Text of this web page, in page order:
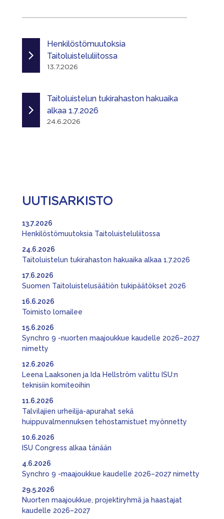
Henkilöstömuutoksia
Taitoluisteluliitossa
13.7.2026
Taitoluistelun tukirahaston hakuaika
alkaa 1.7.2026
24.6.2026
UUTISARKISTO
Henkilöstömuutoksia Taitoluisteluliitossa
13.7.2026
Taitoluistelun tukirahaston hakuaika alkaa 1.7.2026
24.6.2026
Suomen Taitoluistelusäätiön tukipäätökset 2026
17.6.2026
Toimisto lomailee
16.6.2026
Synchro 9 -nuorten maajoukkue kaudelle 2026–2027
nimetty
15.6.2026
Leena Laaksonen ja Ida Hellström valittu ISU:n
teknisiin komiteoihin
12.6.2026
Talvilajien urheilija-apurahat sekä
huippuvalmennuksen tehostamistuet myönnetty
11.6.2026
ISU Congress alkaa tänään
10.6.2026
Synchro 9 -maajoukkue kaudelle 2026–2027 nimetty
4.6.2026
Nuorten maajoukkue, projektiryhmä ja haastajat
kaudelle 2026–2027
29.5.2026